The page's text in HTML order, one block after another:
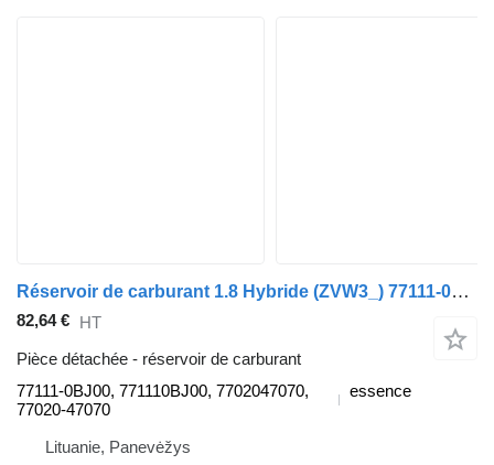
Réservoir de carburant 1.8 Hybride (ZVW3_) 77111-0BJ00 pour automobile Toyota PRIUS (_W3_)
82,64 € HT
Pièce détachée - réservoir de carburant
77111-0BJ00, 771110BJ00, 7702047070,
77020-47070
essence
Lituanie, Panevėžys